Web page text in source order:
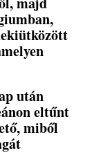
után
eltűnt
miből